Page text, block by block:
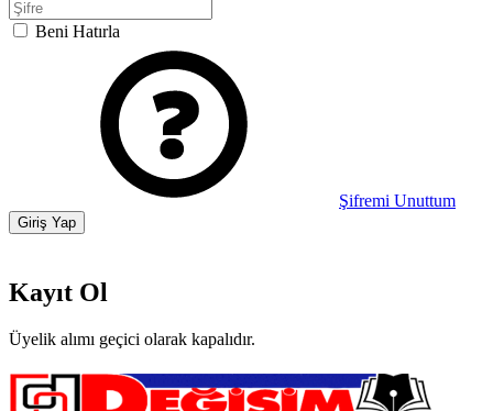
Beni Hatırla
Şifremi Unuttum
Giriş Yap
Kayıt Ol
Üyelik alımı geçici olarak kapalıdır.